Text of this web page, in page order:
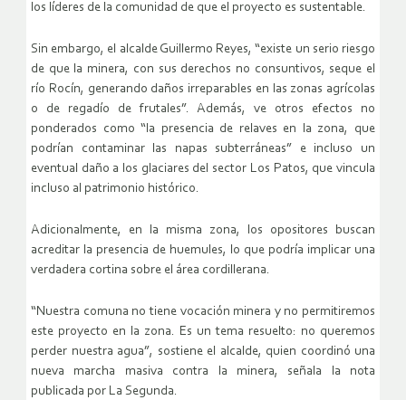
los líderes de la comunidad de que el proyecto es sustentable.
Sin embargo, el alcalde Guillermo Reyes, “existe un serio riesgo
de que la minera, con sus derechos no consuntivos, seque el
río Rocín, generando daños irreparables en las zonas agrícolas
o de regadío de frutales”. Además, ve otros efectos no
ponderados como “la presencia de relaves en la zona, que
podrían contaminar las napas subterráneas” e incluso un
eventual daño a los glaciares del sector Los Patos, que vincula
incluso al patrimonio histórico.
Adicionalmente, en la misma zona, los opositores buscan
acreditar la presencia de huemules, lo que podría implicar una
verdadera cortina sobre el área cordillerana.
“Nuestra comuna no tiene vocación minera y no permitiremos
este proyecto en la zona. Es un tema resuelto: no queremos
perder nuestra agua”, sostiene el alcalde, quien coordinó una
nueva marcha masiva contra la minera, señala la nota
publicada por La Segunda.